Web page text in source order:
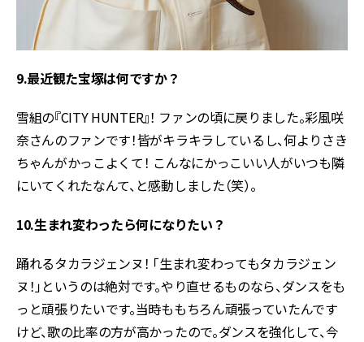
9.最近観た宝塚は何ですか？
雪組の『CITY HUNTER』！ ファンの頃に戻りました。彩風咲
奈さんのファンです！皆がキラキラしているし、何よりさき
ちゃんがかっこよくて！ こんなにかっこいい人がいつも隣
にいてくれたなんて、と感動しました（笑）。
10.生まれ変わったら何になりたい？
踊れるタカラジェンヌ！ 「生まれ変わってもタカラジェン
ヌ！」というのは絶対です。やり直せるものなら、ダンスをも
っと頑張りたいです。当時ももちろん頑張っていたんです
けど、歌の比率の方が高かったので。ダンスを強化して、今